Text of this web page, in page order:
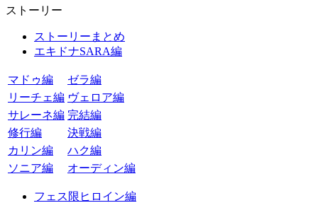
ストーリー
ストーリーまとめ
エキドナSARA編
マドゥ編
ゼラ編
リーチェ編 ヴェロア編
サレーネ編 完結編
修行編
決戦編
カリン編
ハク編
ソニア編
オーディン編
フェス限ヒロイン編